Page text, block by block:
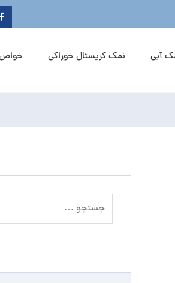
آبی نمک کریستال خوراکی